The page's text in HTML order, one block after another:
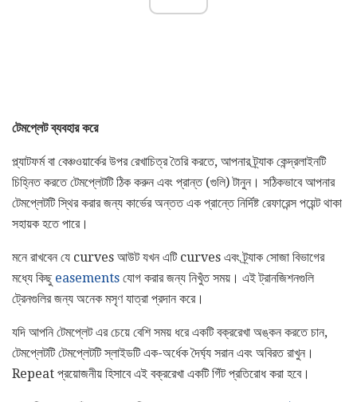
টেমপ্লেট ব্যবহার করে
প্ল্যাটফর্ম বা বেঞ্চওয়ার্কের উপর রেখাচিত্র তৈরি করতে, আপনার ট্র্যাক কেন্দ্রলাইনটি
চিহ্নিত করতে টেমপ্লেটটি ঠিক করুন এবং প্রান্ত (গুলি) টানুন। সঠিকভাবে আপনার
টেমপ্লেটটি স্থির করার জন্য কার্ভের অন্তত এক প্রান্তে নির্দিষ্ট রেফারেন্স পয়েন্ট থাকা
সহায়ক হতে পারে।
মনে রাখবেন যে curves আউট যখন এটি curves এবং ট্র্যাক সোজা বিভাগের
মধ্যে কিছু easements যোগ করার জন্য নিখুঁত সময়। এই ট্রানজিশনগুলি
ট্রেনগুলির জন্য অনেক মসৃণ যাত্রা প্রদান করে।
যদি আপনি টেমপ্লেট এর চেয়ে বেশি সময় ধরে একটি বক্ররেখা অঙ্কন করতে চান,
টেমপ্লেটটি টেমপ্লেটটি স্লাইডটি এক-অর্ধেক দৈর্ঘ্য সরান এবং অবিরত রাখুন।
Repeat প্রয়োজনীয় হিসাবে এই বক্ররেখা একটি গিঁট প্রতিরোধ করা হবে।